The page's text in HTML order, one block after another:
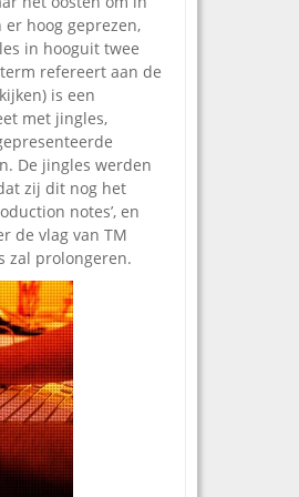
hoog geprezen,
in hooguit twee
refereert aan de
is een
met jingles,
De jingles werden
zij dit nog het
notes’, en
de vlag van TM
zal prolongeren.